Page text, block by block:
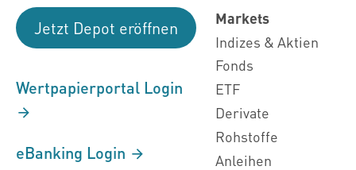
Jetzt Depot eröffnen
Wertpapierportal Login
eBanking Login
Markets
Indizes & Aktien
Fonds
ETF
Derivate
Rohstoffe
Anleihen